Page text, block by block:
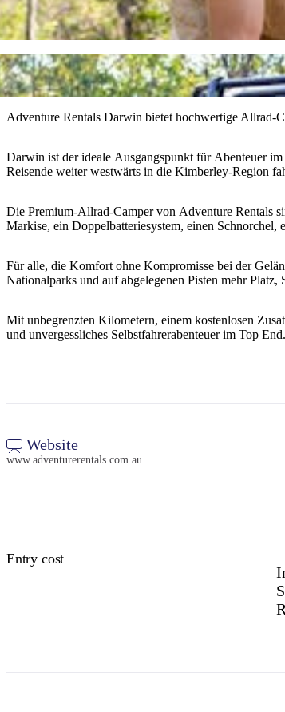
Adventure Rentals Darwin bietet hochwertige Allrad-
Darwin ist der ideale Ausgangspunkt für Abenteuer
Reisende weiter westwärts in die Kimberley-Region
Die Premium-Allrad-Camper von Adventure Rentals
Markise, ein Doppelbatteriesystem, einen
Für alle, die Komfort ohne Kompromisse bei der
Nationalparks und auf abgelegenen Pisten mehr
Mit unbegrenzten Kilometern, einem kostenlosen
und unvergessliches Selbstfahrerabenteuer im Top End.
Website
www.adventurerentals.com.au
Entry cost